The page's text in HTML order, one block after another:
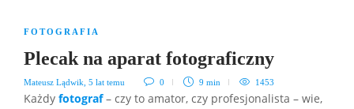
FOTOGRAFIA
Plecak na aparat fotograficzny
Mateusz Lądwik 5 lat temu 0 9 min 1453
Każdy fotograf– czy to amator, czy profesjonalista – wie,